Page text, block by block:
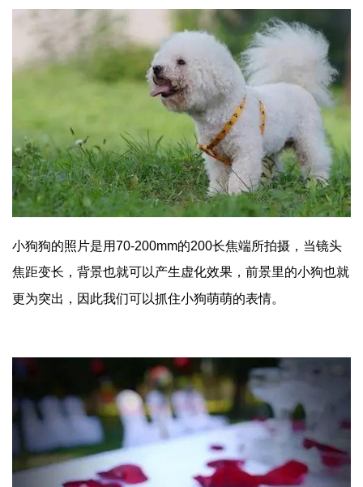
小狗狗的照片是用70-200mm的200长焦端所拍摄，当镜头
焦距变长，背景也就可以产生虚化效果，前景里的小狗也就
更为突出，因此我们可以抓住小狗萌萌的表情。